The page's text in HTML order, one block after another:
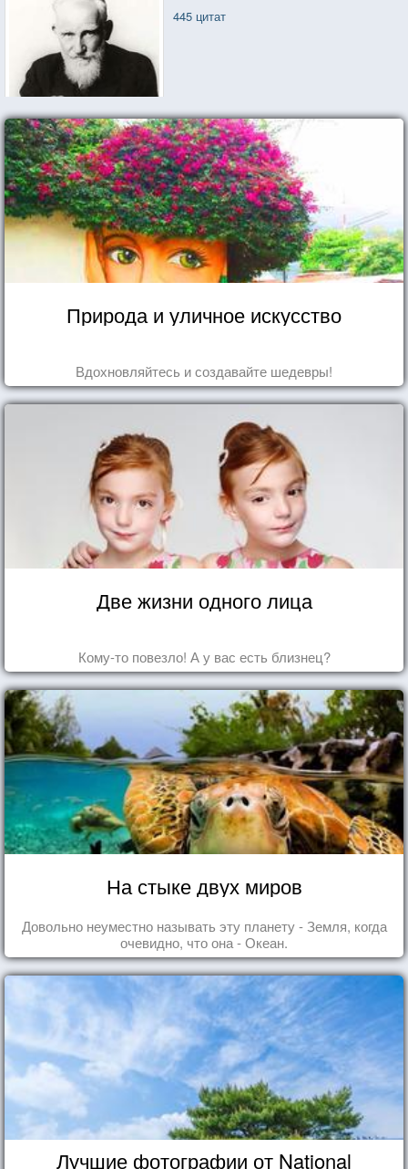
445 цитат
Природа и уличное искусство
Вдохновляйтесь и создавайте шедевры!
Две жизни одного лица
Кому-то повезло! А у вас есть близнец?
На стыке двух миров
Довольно неуместно называть эту планету - Земля, когда
очевидно, что она - Океан.
Лучшие фотографии от National